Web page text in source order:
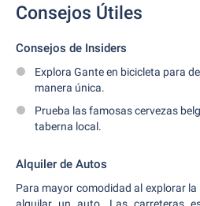
Consejos Útiles
Consejos de Insiders
Explora Gante en bicicleta para
manera única.
Prueba las famosas cervezas
taberna local.
Alquiler de Autos
Para mayor comodidad al explorar la